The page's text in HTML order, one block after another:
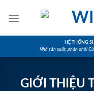
HỆ THỐNG
Nhà sản xuất, phân phối
GIỚI THIỆU